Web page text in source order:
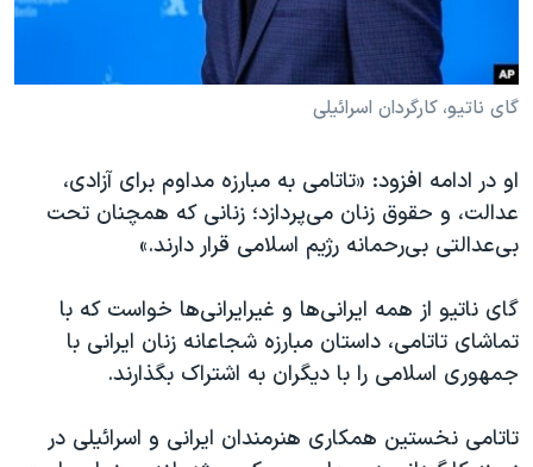
گای ناتیو، کارگردان اسرائیلی
او در ادامه افزود: «تاتامی به مبارزه مداوم برای آزادی،
عدالت، و حقوق زنان می‌پردازد؛ زنانی که همچنان تحت
بی‌عدالتی بی‌رحمانه رژیم اسلامی قرار دارند.»
گای ناتیو از همه ایرانی‌ها و غیرایرانی‌ها خواست که با
تماشای تاتامی، داستان مبارزه شجاعانه زنان ایرانی با
جمهوری اسلامی را با دیگران به اشتراک بگذارند.
تاتامی نخستین همکاری هنرمندان ایرانی و اسرائیلی در